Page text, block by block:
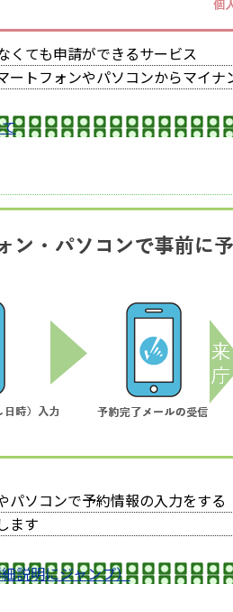
くても申請ができるサービス
ートフォンやパソコンからマイ
パソコンで予約情報の入力をする
ます
説明にジャンプ）